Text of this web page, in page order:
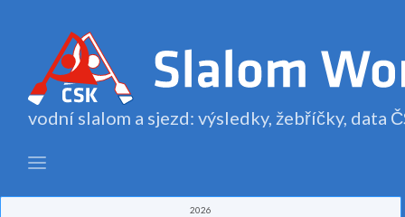
vodní slalom a sjezd: výsledky, žebříčky, data
2026